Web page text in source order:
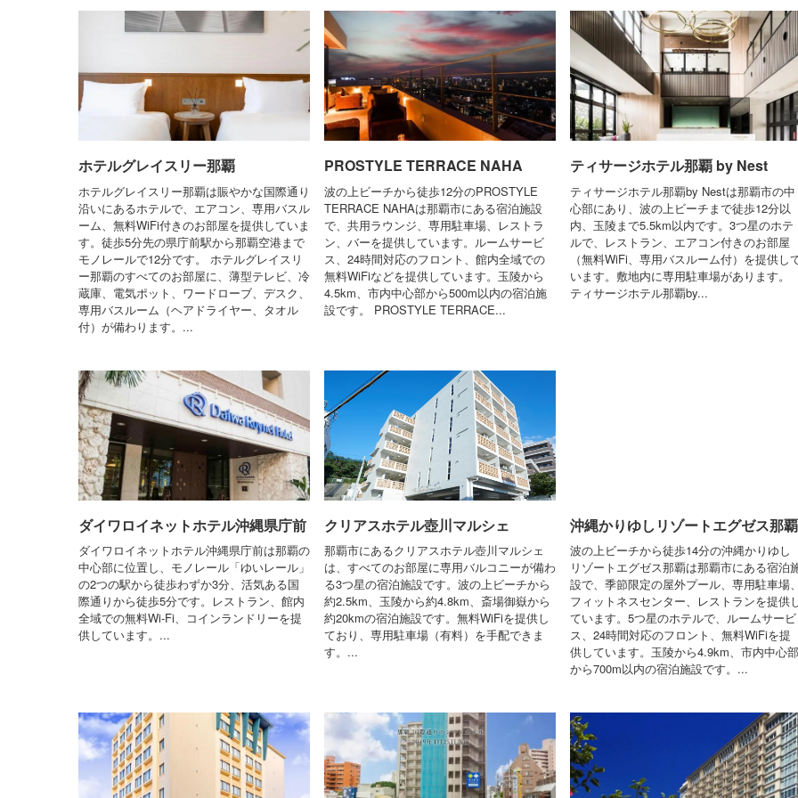
ホテルグレイスリー那覇
ホテルグレイスリー那覇は賑やかな国際通り
沿いにあるホテルで、エアコン、専用バスル
ーム、無料WiFi付きのお部屋を提供していま
す。徒歩5分先の県庁前駅から那覇空港まで
モノレールで12分です。 ホテルグレイスリ
ー那覇のすべてのお部屋に、薄型テレビ、冷
蔵庫、電気ポット、ワードローブ、デスク、
専用バスルーム（ヘアドライヤー、タオル
付）が備わります。...
PROSTYLE TERRACE NAHA
波の上ビーチから徒歩12分のPROSTYLE
TERRACE NAHAは那覇市にある宿泊施設
で、共用ラウンジ、専用駐車場、レストラ
ン、バーを提供しています。ルームサービ
ス、24時間対応のフロント、館内全域での
無料WiFiなどを提供しています。玉陵から
4.5km、市内中心部から500m以内の宿泊施
設です。 PROSTYLE TERRACE...
ティサージホテル那覇 by Nest
ティサージホテル那覇by Nestは那覇市の中
心部にあり、波の上ビーチまで徒歩12分以
内、玉陵まで5.5km以内です。3つ星のホテ
ルで、レストラン、エアコン付きのお部屋
（無料WiFi、専用バスルーム付）を提供し
います。敷地内に専用駐車場があります。
ティサージホテル那覇by...
ダイワロイネットホテル沖縄県庁前
ダイワロイネットホテル沖縄県庁前は那覇の
中心部に位置し、モノレール「ゆいレール」
の2つの駅から徒歩わずか3分、活気ある国
際通りから徒歩5分です。レストラン、館内
全域での無料Wi-Fi、コインランドリーを提
供しています。...
クリアスホテル壺川マルシェ
那覇市にあるクリアスホテル壺川マルシェ
は、すべてのお部屋に専用バルコニーが備わ
る3つ星の宿泊施設です。波の上ビーチから
約2.5km、玉陵から約4.8km、斎場御嶽から
約20kmの宿泊施設です。無料WiFiを提供し
ており、専用駐車場（有料）を手配できま
す。...
沖縄かりゆしリゾートエグゼス那覇
波の上ビーチから徒歩14分の沖縄かりゆし
リゾートエグゼス那覇は那覇市にある宿泊
設で、季節限定の屋外プール、専用駐車場
フィットネスセンター、レストランを提供
ています。5つ星のホテルで、ルームサービ
ス、24時間対応のフロント、無料WiFiを提
供しています。玉陵から4.9km、市内中心部
から700m以内の宿泊施設です。...